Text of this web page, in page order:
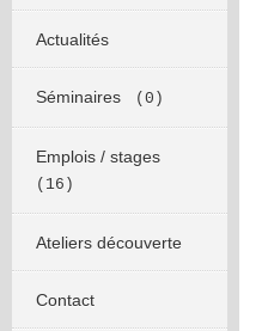
Actualités
Séminaires (0)
Emplois / stages
(16)
Ateliers découverte
Contact